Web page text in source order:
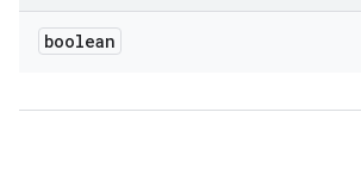
boolean